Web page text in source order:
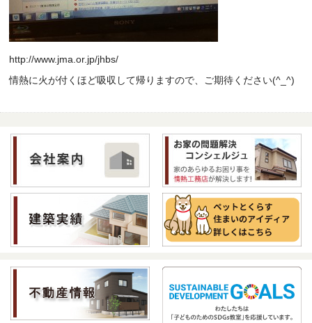
http://www.jma.or.jp/jhbs/
情熱に火が付くほど吸収して帰りますので、ご期待ください(^_^)